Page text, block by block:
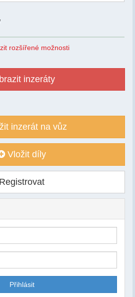
rozšířené možnosti
inzeráty
inzerát na vůz
Vložit díly
Registrovat